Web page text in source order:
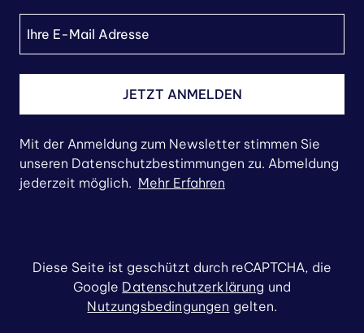
JETZT ANMELDEN
Mit der Anmeldung zum Newsletter stimmen Sie
unseren Datenschutzbestimmungen zu. Abmeldung
jederzeit möglich. Mehr Erfahren
Diese Seite ist geschützt durch reCAPTCHA, die
Google Datenschutzerklärung und
Nutzungsbedingungen gelten.